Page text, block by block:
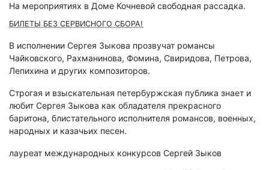
На мероприятиях в Доме Кочневой свободная рассадка.
БИЛЕТЫ БЕЗ СЕРВИСНОГО СБОРА!
В исполнении Сергея Зыкова прозвучат романсы
Чайковского, Рахманинова, Фомина, Свиридова, Петрова,
Лепихина и других композиторов.
Строгая и взыскательная петербуржская публика знает и
любит Сергея Зыкова как обладателя прекрасного
баритона, блистательного исполнителя романсов, военных,
народных и казачьих песен.
лауреат международных конкурсов Сергей Зыков